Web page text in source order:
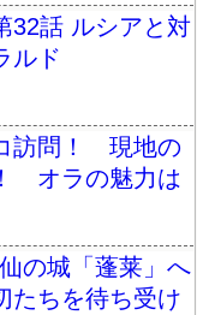
32話 ルシアと対
ルド
訪問！ 現地の
オラの魅力は
の城「蓬莱」へ
たちを待ち受け